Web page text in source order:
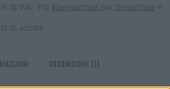
di IVA. Più Navigazione più Depositare €
di accisa
Recensioni (1)